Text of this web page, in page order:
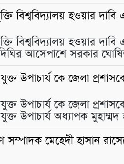
বিশ্ববিদ্যালয় হওয়ার দাবি
বিশ্ববিদ্যালয় হওয়ার
আসেপাশে সরকার ঘোষিত
উপাচার্য কে জেলা
উপাচার্য কে জেলা
উপাচার্য অধ্যাপক
সম্পাদক মেহেদী হাসান